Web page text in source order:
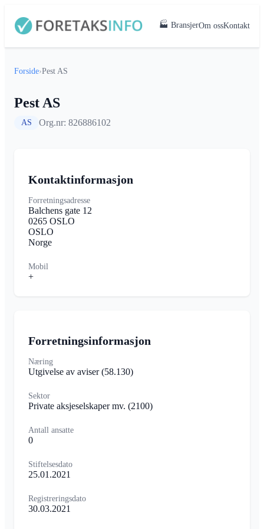
🏭 BransjerOm ossKontakt
Forside›Pest AS
Pest AS
AS Org.nr: 826886102
Kontaktinformasjon
Forretningsadresse
Balchens gate 12
0265 OSLO
OSLO
Norge
Mobil
+
Forretningsinformasjon
Næring
Utgivelse av aviser(58.130)
Sektor
Private aksjeselskaper mv. (2100)
Antall ansatte
0
Stiftelsesdato
25.01.2021
Registreringsdato
30.03.2021